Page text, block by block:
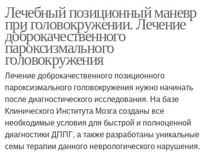
Лечебный позиционный маневр
при головокружении. Лечение
доброкачественного
пароксизмального
головокружения
Лечение доброкачественного позиционного
пароксизмального головокружения нужно начинать
после диагностического исследования. На базе
Клинического Института Мозга созданы все
необходимые условия для быстрой и полноценной
диагностики ДППГ, а также разработаны уникальные
семы терапии данного неврологического нарушения.